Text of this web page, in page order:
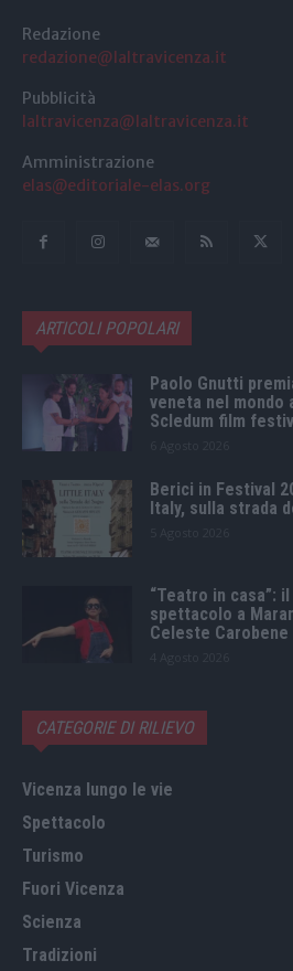
Redazione
redazione@laltravicenza.it
Pubblicità
laltravicenza@laltravicenza.it
Amministrazione
elas@editoriale-elas.org
ARTICOLI POPOLARI
Paolo Gnutti
veneta nel mondo
Scledum film
Berici in Festival
Italy, sulla strada
“Teatro in casa”:
spettacolo a
Celeste Carobene
CATEGORIE DI RILIEVO
Vicenza lungo le vie
Spettacolo
Turismo
Fuori Vicenza
Scienza
Tradizioni